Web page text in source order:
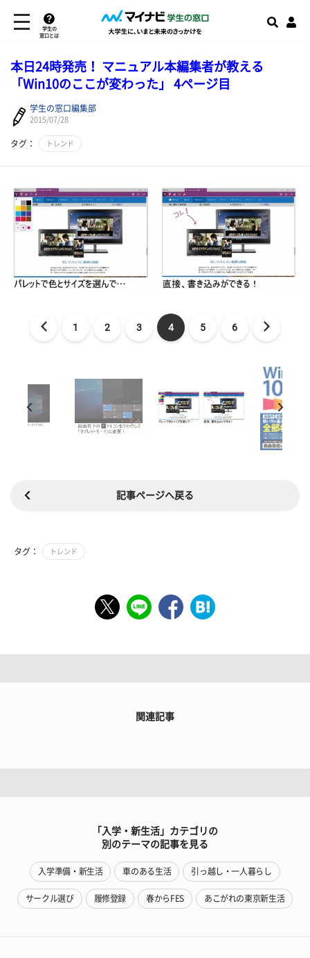
学生の
窓口とは
本日24時発売！ マニュアル本編集者が教える
「Win10のここが変わった」 4ページ目
学生の窓口編集部
2015/07/28
タグ： トレンド
1 2 3 4 5 6
記事ページへ戻る
タグ： トレンド
関連記事
「入学・新生活」カテゴリの
別のテーマの記事を見る
入学準備・新生活 車のある生活 引っ越し・一人暮らし
サークル選び 履修登録 春からFES あこがれの東京新生活